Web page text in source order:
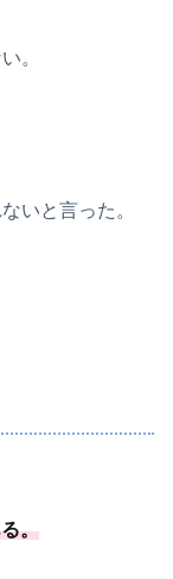
。
いと言った。
。